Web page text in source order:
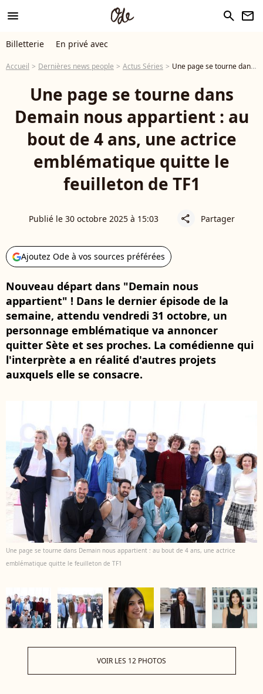
menu search newsletter
Billetterie En privé avec
Accueil Dernières news people Actus Séries Une page se tourne dans Demain nous appartient : au bout de 4 ans, une actrice emblématique quitte le feuilleton de TF1
Une page se tourne dans
Demain nous appartient : au
bout de 4 ans, une actrice
emblématique quitte le
feuilleton de TF1
Publié le 30 octobre 2025 à 15:03 share Partager
Ajoutez Ode à vos sources préférées
Nouveau départ dans "Demain nous
appartient" ! Dans le dernier épisode de la
semaine, attendu vendredi 31 octobre, un
personnage emblématique va annoncer
quitter Sète et ses proches. La comédienne qui
l'interprète a en réalité d'autres projets
auxquels elle se consacre.
Une page se tourne dans Demain nous appartient : au bout de 4 ans, une actrice
emblématique quitte le feuilleton de TF1
VOIR LES 12 PHOTOS